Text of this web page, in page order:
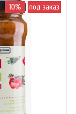
10% под заказ